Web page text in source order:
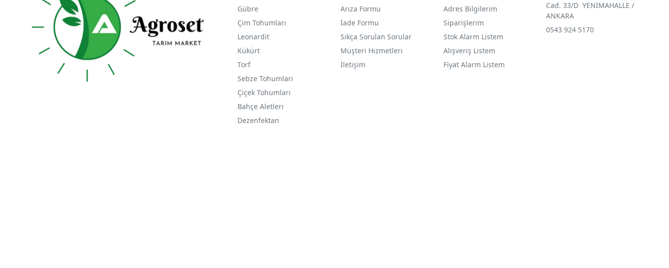
Gübre
Çim Tohumları
Leonardit
Kükürt
Torf
Sebze Tohumları
Çiçek Tohumları
Bahçe Aletleri
Dezenfektan
Arıza Formu
İade Formu
Sıkça Sorulan Sorular
Müşteri Hizmetleri
İletişim
Adres Bilgilerim
Siparişlerim
Stok Alarm Listem
Alışveriş Listem
Fiyat Alarm Listem
Cad. 33/D YENİMAHALLE /
ANKARA
0543 924 5170